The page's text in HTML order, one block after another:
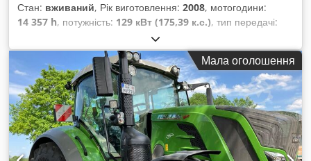
Стан: вживаний, Рік виготовлення: 2008, мотогодини:
14 357 h, потужність: 129 кВт (175,39 к.с.), тип передачі:
, максимальна швидкість:80 км/год
реєстрація:03/2008, колір:помаранчевий, загальна вага:
12 000 кг , пробіг: 14 358 км, маса без навантаження:7 277
, максимальна вага навантаження:4 723 кг
, конфігурація
осей:4x4, підвіска:сталь, кількість місць:2, водійська
кабіна:денна кабіна, колісна база:3 000 мм, гальма:інше,
клас викидів:жоден, Обладнання:ABS, бортовий
комп’ютер, гідропідсилювач керма, зчеплення причепа,
кабіна, кондиціонер, повний привід,
Мала оголошення